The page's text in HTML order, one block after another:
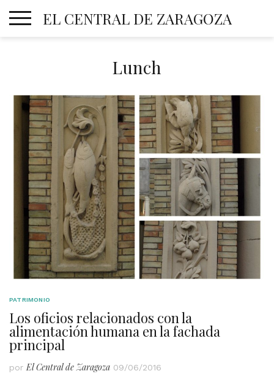
EL CENTRAL DE ZARAGOZA
Lunch
PATRIMONIO
Los oficios relacionados con la
alimentación humana en la fachada
principal
por El Central de Zaragoza 09/06/2016